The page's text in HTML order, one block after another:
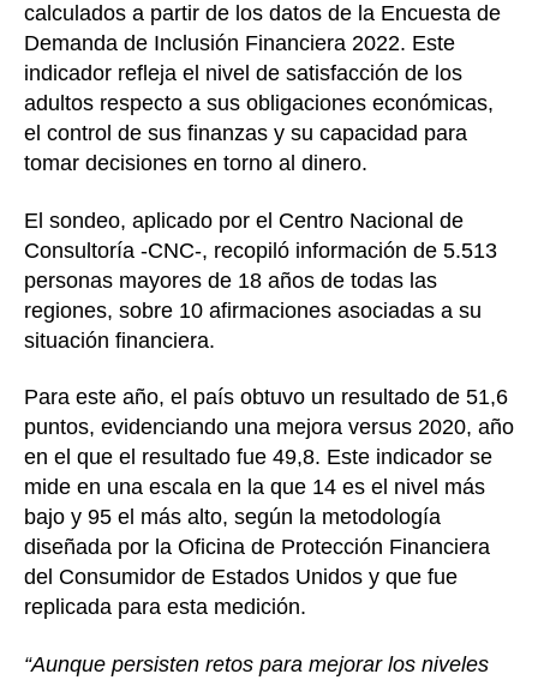
calculados a partir de los datos de la Encuesta de
Demanda de Inclusión Financiera 2022. Este
indicador refleja el nivel de satisfacción de los
adultos respecto a sus obligaciones económicas,
el control de sus finanzas y su capacidad para
tomar decisiones en torno al dinero.
El sondeo, aplicado por el Centro Nacional de
Consultoría -CNC-, recopiló información de 5.513
personas mayores de 18 años de todas las
regiones, sobre 10 afirmaciones asociadas a su
situación financiera.
Para este año, el país obtuvo un resultado de 51,6
puntos, evidenciando una mejora versus 2020, año
en el que el resultado fue 49,8. Este indicador se
mide en una escala en la que 14 es el nivel más
bajo y 95 el más alto, según la metodología
diseñada por la Oficina de Protección Financiera
del Consumidor de Estados Unidos y que fue
replicada para esta medición.
“Aunque persisten retos para mejorar los niveles